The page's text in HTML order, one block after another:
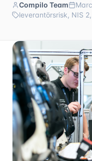
Compilo Team
leverantörsrisk, NIS